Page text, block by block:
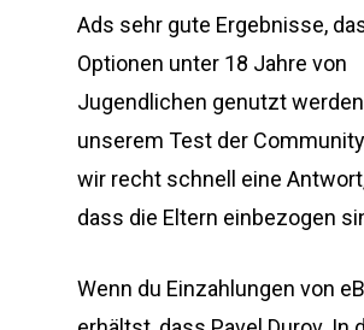
Ads sehr gute Ergebnisse,
Optionen unter 18 Jahre von
Jugendlichen genutzt
unserem Test der
wir recht schnell eine
dass die Eltern einbezogen
Wenn du Einzahlungen von